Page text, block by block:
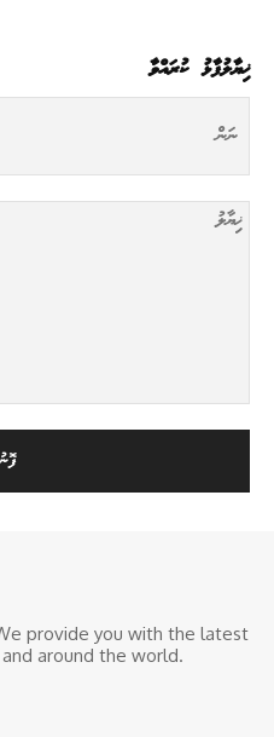
ޚިޔާލުފާޅު ކުރައްވާ
provide you with the latest
around the world.